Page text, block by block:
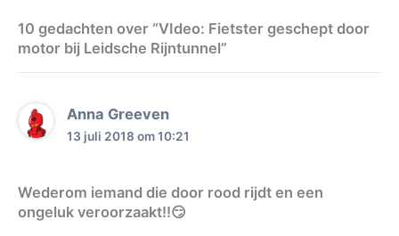
10 gedachten over “VIdeo: Fietster geschept door
motor bij Leidsche Rijntunnel”
Anna Greeven
13 juli 2018 om 10:21
Wederom iemand die door rood rijdt en een
ongeluk veroorzaakt!!😏